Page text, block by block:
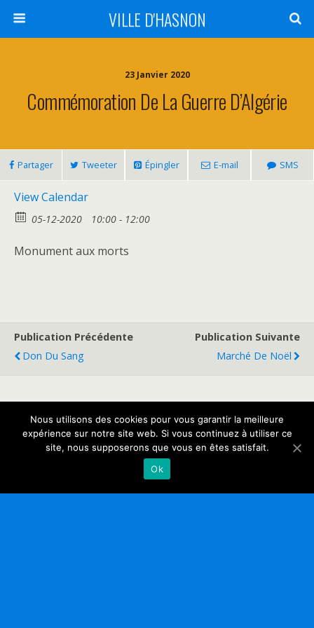
VILLE D'HASNON
23 Janvier 2020
Commémoration De La Guerre D’Algérie
Partager Tweeter Épingler E-mail SMS
View Calendar
05-12-2020 10:00 - 12:00
Monument aux morts
Publication Précédente
Don Du Sang
Publication Suivante
Marché De Noël
Retour au début
Mobile Bureau
Nous utilisons des cookies pour vous garantir la meilleure
expérience sur notre site web. Si vous continuez à utiliser ce
site, nous supposerons que vous en êtes satisfait.
Ok